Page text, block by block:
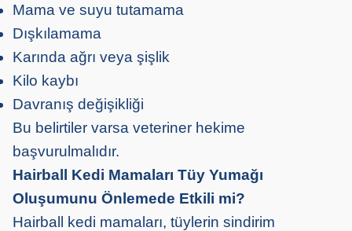
Mama ve suyu tutamama
Dışkılamama
Karında ağrı veya şişlik
Kilo kaybı
Davranış değişikliği
Bu belirtiler varsa veteriner hekime
başvurulmalıdır.
Hairball Kedi Mamaları Tüy Yumağı
Oluşumunu Önlemede Etkili mi?
Hairball kedi mamaları, tüylerin sindirim